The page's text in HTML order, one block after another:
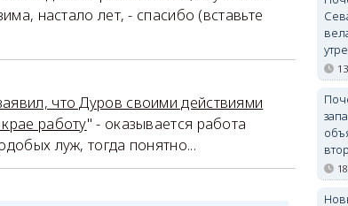
настало лет, - спасибо (вставьте
что Дуров своими действиями
работу" - оказывается работа
луж, тогда понятно...